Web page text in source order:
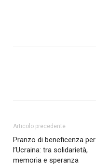
Articolo precedente
Pranzo di beneficenza per
l’Ucraina: tra solidarietà,
memoria e speranza